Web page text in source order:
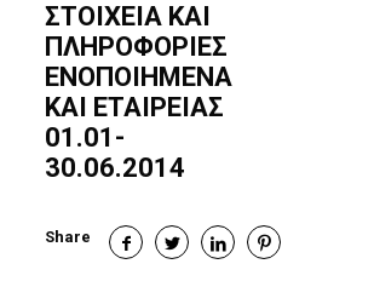
ΣΤΟΙΧΕΙΑ ΚΑΙ
ΠΛΗΡΟΦΟΡΙΕΣ
ΕΝΟΠΟΙΗΜΕΝΑ
ΚΑΙ ΕΤΑΙΡΕΙΑΣ
01.01-
30.06.2014
Share